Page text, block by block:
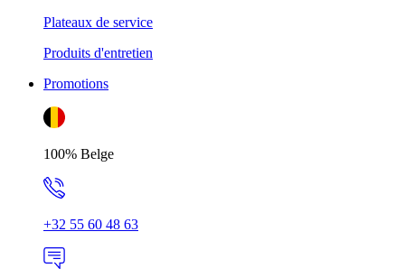
Plateaux de service
Produits d'entretien
Promotions
100% Belge
+32 55 60 48 63